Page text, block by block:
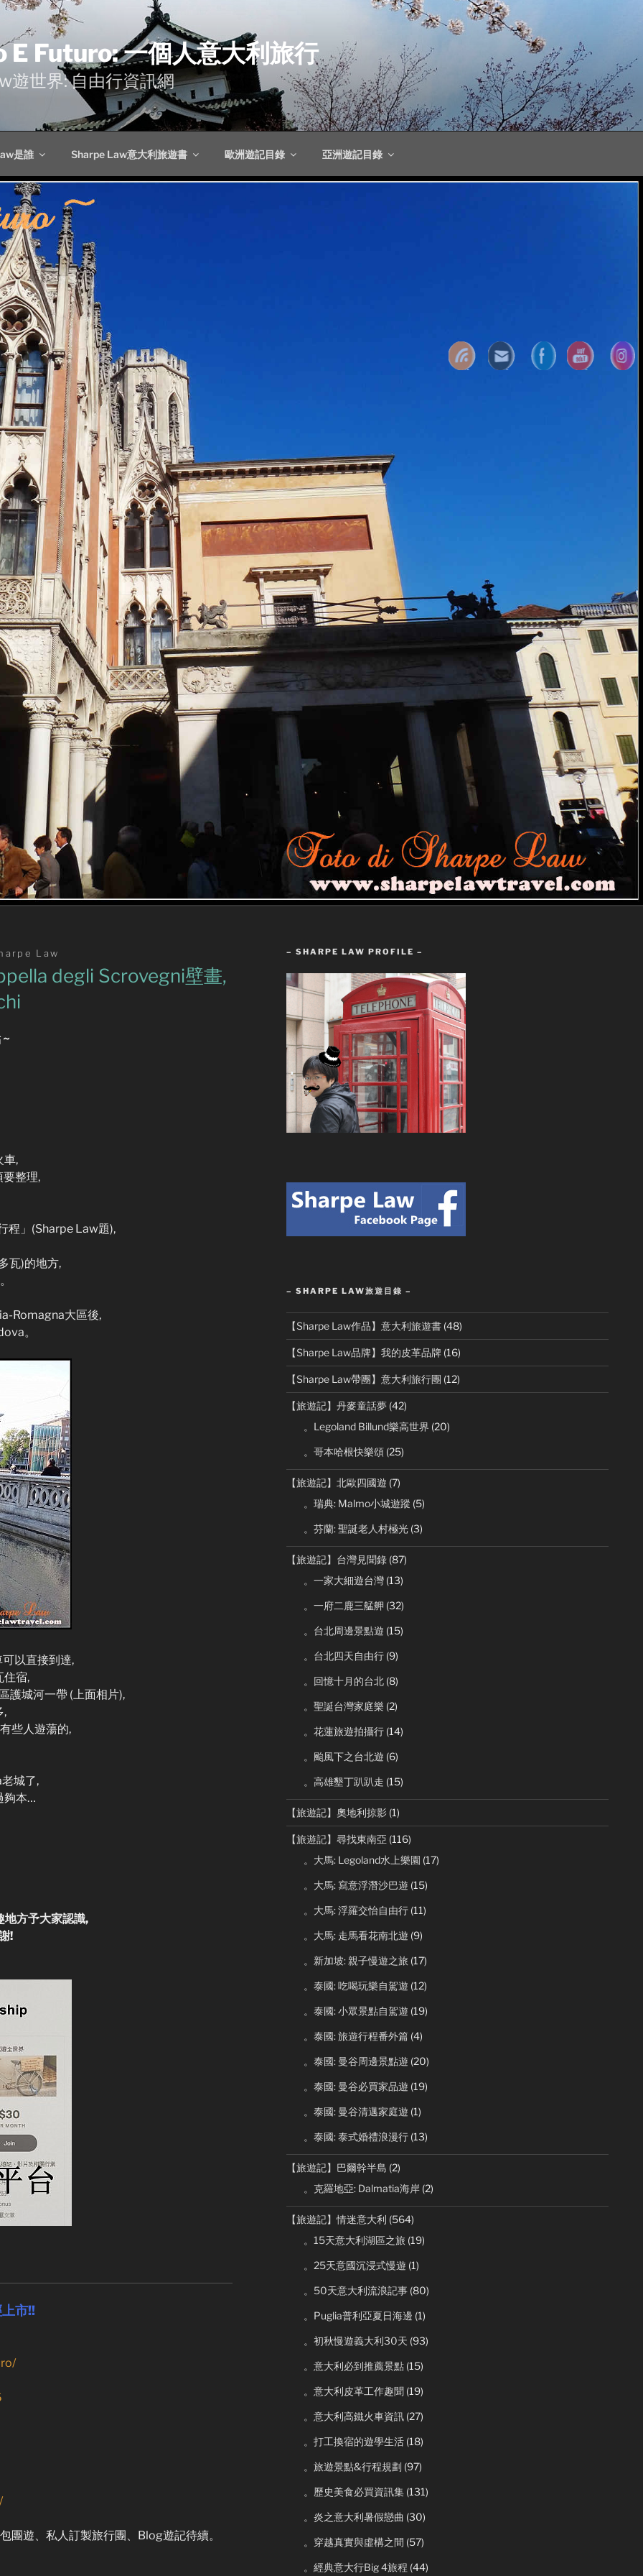
E Futuro: 一個人意大利旅行
遊世界: 自由行資訊網
是誰 Sharpe Law意大利旅遊書 歐洲遊記目錄 亞洲遊記目錄
Law
degli Scrovegni壁畫,
~
車,
整理,
程」(Sharpe Law題),
瓦)的地方,
Romagna大區後,
。
以直接到達,
住宿,
護城河一帶 (上面相片),
,
些人遊蕩的,
城了,
夠本…
地方予大家認識,
!
市!!
團遊、私人訂製旅行團、Blog遊記待續。
– SHARPE LAW PROFILE –
– SHARPE LAW旅遊目錄 –
【Sharpe Law作品】意大利旅遊書(48)
【Sharpe Law品牌】我的皮革品牌 (16)
【Sharpe Law帶團】意大利旅行團 (12)
【旅遊記】丹麥童話夢(42)
。Legoland Billund樂高世界 (20)
。哥本哈根快樂頌(25)
【旅遊記】北歐四國遊 (7)
。瑞典: Malmo小城遊蹤 (5)
。芬蘭: 聖誕老人村極光(3)
【旅遊記】台灣見聞錄(87)
。一家大細遊台灣(13)
。一府二鹿三艋舺 (32)
。台北周邊景點遊 (15)
。台北四天自由行(9)
。回憶十月的台北(8)
。聖誕台灣家庭樂 (2)
。花蓮旅遊拍攝行(14)
。颱風下之台北遊 (6)
。高雄墾丁趴趴走 (15)
【旅遊記】奧地利掠影(1)
【旅遊記】尋找東南亞 (116)
。大馬: Legoland水上樂園 (17)
。大馬: 寫意浮潛沙巴遊 (15)
。大馬: 浮羅交怡自由行(11)
。大馬: 走馬看花南北遊 (9)
。新加坡: 親子慢遊之旅 (17)
。泰國: 吃喝玩樂自駕遊 (12)
。泰國: 小眾景點自駕遊 (19)
。泰國: 旅遊行程番外篇 (4)
。泰國: 曼谷周邊景點遊 (20)
。泰國: 曼谷必買家品遊 (19)
。泰國: 曼谷清邁家庭遊 (1)
。泰國: 泰式婚禮浪漫行(13)
【旅遊記】巴爾幹半島 (2)
。克羅地亞: Dalmatia海岸(2)
【旅遊記】情迷意大利 (564)
。15天意大利湖區之旅 (19)
。25天意國沉浸式慢遊 (1)
。50天意大利流浪記事(80)
。Puglia普利亞夏日海邊 (1)
。初秋慢遊義大利30天 (93)
。意大利必到推薦景點(15)
。意大利皮革工作趣聞(19)
。意大利高鐵火車資訊(27)
。打工換宿的遊學生活(18)
。旅遊景點&行程規劃 (97)
。歷史美食必買資訊集(131)
。炎之意大利暑假戀曲 (30)
。穿越真實與虛構之間 (57)
。經典意大行Big 4旅程 (44)